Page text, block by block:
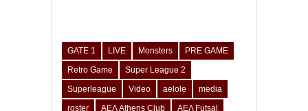
GATE 1 LIVE Monsters
PRE GAME
Retro Game
Super League 2
Superleague
Video aelole
media
roster
ΑΕΛ Athens Club
ΑΕΛ Futsal